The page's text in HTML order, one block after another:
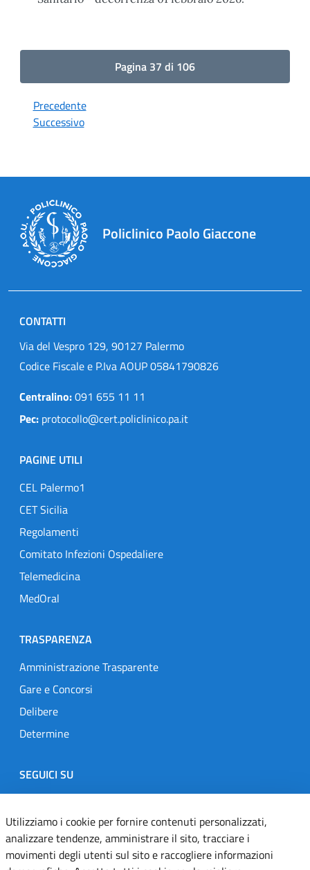
Pagina 37 di 106
Precedente
Successivo
Policlinico Paolo Giaccone
CONTATTI
Via del Vespro 129, 90127 Palermo
Codice Fiscale e P.Iva AOUP 05841790826
Centralino:091 655 11 11
Pec: protocollo@cert.policlinico.pa.it
PAGINE UTILI
CEL Palermo1
CET Sicilia
Regolamenti
Comitato Infezioni Ospedaliere
Telemedicina
MedOral
TRASPARENZA
Amministrazione Trasparente
Gare e Concorsi
Delibere
Determine
SEGUICI SU
Designers Italia
TwitterInstagramYoutubeLinkedin
Utilizziamo i cookie per fornire contenuti personalizzati,
analizzare tendenze, amministrare il sito, tracciare i
movimenti degli utenti sul sito e raccogliere informazioni